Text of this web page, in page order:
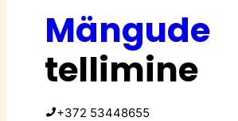
Mängude
tellimine
+372 53448655